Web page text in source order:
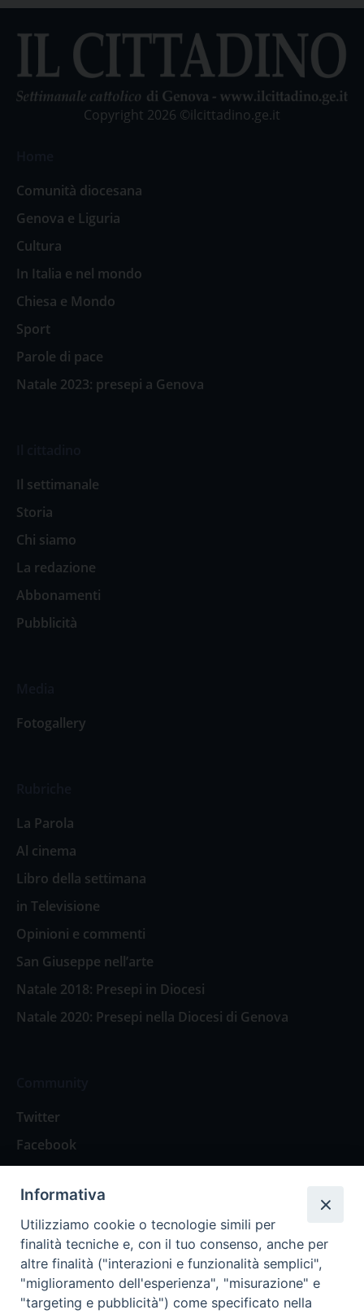
Copyright 2026 ©ilcittadino.ge.it
Comunità diocesana
Genova e Liguria
Cultura
In Italia e nel mondo
Chiesa e Mondo
Sport
Parole di pace
Natale 2023: presepi a Genova
Il settimanale
Storia
Chi siamo
La redazione
Abbonamenti
Pubblicità
Fotogallery
La Parola
Al cinema
Libro della settimana
in Televisione
Opinioni e commenti
San Giuseppe nell’arte
Natale 2018: Presepi in Diocesi
Natale 2020: Presepi nella Diocesi di Genova
Twitter
Facebook
Spazio Lettori
Eventi
Eventi diocesani
Informativa
Utilizziamo cookie o tecnologie simili per
finalità tecniche e, con il tuo consenso, anche per
altre finalità ("interazioni e funzionalità semplici",
"miglioramento dell'esperienza", "misurazione" e
"targeting e pubblicità") come specificato nella